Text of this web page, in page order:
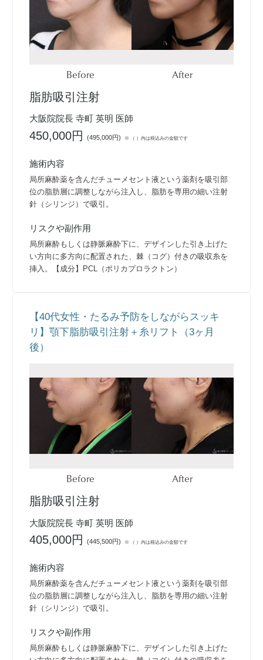
Before After
脂肪吸引注射
大阪院院長 寺町 英明 医師
450,000円(495,000円) ※ （ ）内は税込みの金額です
施術内容
局所麻酔薬を含んだチューメセント液という薬剤を吸引部
位の脂肪層に調整しながら注入し、脂肪を専用の細い注射
針（シリンジ）で吸引。
リスクや副作用
局所麻酔もしくは静脈麻酔下に、デザインした引き上げた
い方向に多方向に配置された、棘（コグ）付きの吸収糸を
挿入。【成分】PCL（ポリカプロラクトン）
【40代女性・たるみ予防をしながらスッキ
リ】顎下脂肪吸引注射＋糸リフト（3ヶ月
後）
Before After
脂肪吸引注射
大阪院院長 寺町 英明 医師
405,000円(445,500円) ※ （ ）内は税込みの金額です
施術内容
局所麻酔薬を含んだチューメセント液という薬剤を吸引部
位の脂肪層に調整しながら注入し、脂肪を専用の細い注射
針（シリンジ）で吸引。
リスクや副作用
局所麻酔もしくは静脈麻酔下に、デザインした引き上げた